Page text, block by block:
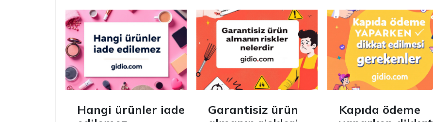
Hangi ürünler iade
Garantisiz ürün
Kapıda ödeme